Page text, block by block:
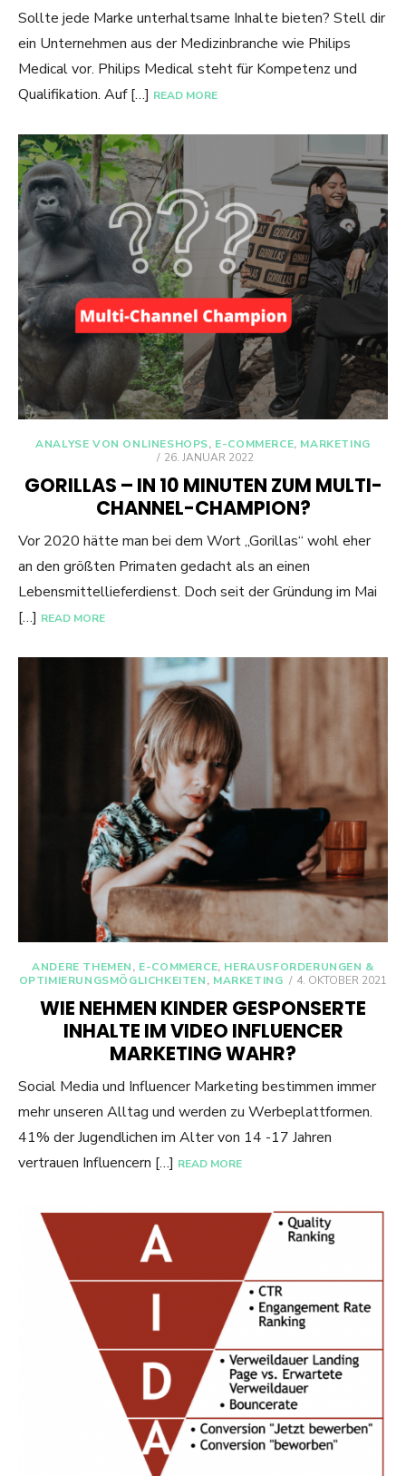
Sollte jede Marke unterhaltsame Inhalte bieten? Stell dir
ein Unternehmen aus der Medizinbranche wie Philips
Medical vor. Philips Medical steht für Kompetenz und
Qualifikation. Auf […] READ MORE
ANALYSE VON ONLINESHOPS, E-COMMERCE, MARKETING
POSTED
26. JANUAR 2022
GORILLAS – IN 10 MINUTEN ZUM MULTI-
CHANNEL-CHAMPION?
Vor 2020 hätte man bei dem Wort „Gorillas“ wohl eher
an den größten Primaten gedacht als an einen
Lebensmittellieferdienst. Doch seit der Gründung im Mai
[…] READ MORE
ANDERE THEMEN, E-COMMERCE, HERAUSFORDERUNGEN &
OPTIMIERUNGSMÖGLICHKEITEN, MARKETING
POSTED
4. OKTOBER 2021
WIE NEHMEN KINDER GESPONSERTE
INHALTE IM VIDEO INFLUENCER
MARKETING WAHR?
Social Media und Influencer Marketing bestimmen immer
mehr unseren Alltag und werden zu Werbeplattformen.
41% der Jugendlichen im Alter von 14 -17 Jahren
vertrauen Influencern […] READ MORE